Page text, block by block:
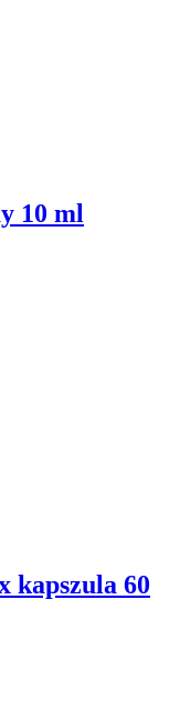
10 ml
kapszula 60